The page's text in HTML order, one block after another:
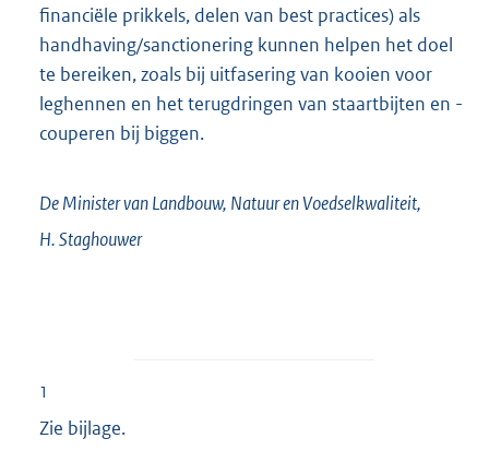
financiële prikkels, delen van best practices) als
handhaving/sanctionering kunnen helpen het doel
te bereiken, zoals bij uitfasering van kooien voor
leghennen en het terugdringen van staartbijten en -
couperen bij biggen.
De Minister van Landbouw, Natuur en Voedselkwaliteit,
H.Staghouwer
1
Zie bijlage.